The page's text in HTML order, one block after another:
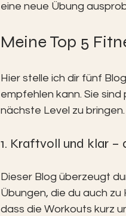
eine neue Übung
Meine Top 5
Hier stelle ich dir fünf
empfehlen kann. Sie
nächste Level zu bringen.
1. Kraftvoll und klar –
Dieser Blog überzeugt
Übungen, die du auch
dass die Workouts kurz